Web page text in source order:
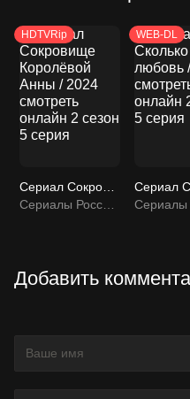
HDTVRip WEB-DL
Сериалы
Добавить